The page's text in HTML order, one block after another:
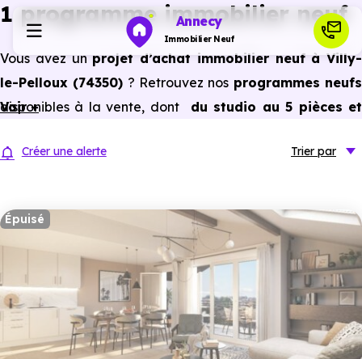
Annecy
Immobilier Neuf
Programmes neufs
Habiter
Actualités
Ressources
Financer
1 programme immobilier neuf
Vous avez unprojet d’achat immobilier neuf à Villy-
le-Pelloux (74350) ? Retrouvez nos programmes neufs
disponibles à la vente, dont
du studio au 5 pièces et
des avantages du neuf :
PTZ, TVA réduite dans certains
cas, frais de notaire réduits, bonnes performances
énergétiques, garanties constructeur, etc.
Voir +
Créer une alerte Trier par
Épuisé